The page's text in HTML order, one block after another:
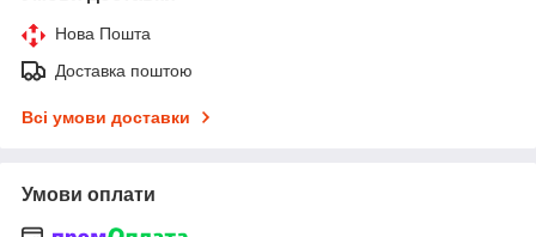
Нова Пошта
Доставка поштою
Всі умови доставки
Умови оплати